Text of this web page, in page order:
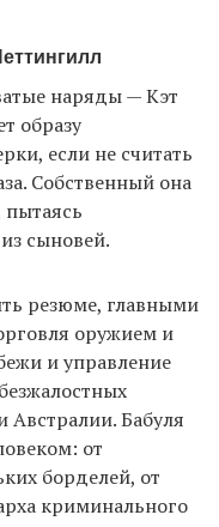
наряды — Кэт
образу
если не считать
Собственный она
пытаясь
сыновей.
резюме, главными
оружием и
и управление
Бабуля
от
борделей, от
криминального